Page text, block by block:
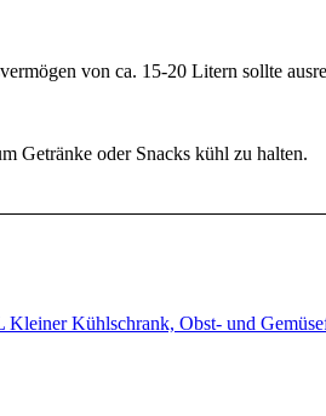
von ca. 15-20 Litern sollte
Getränke oder Snacks kühl zu halten.
Kühlschrank, Obst- und